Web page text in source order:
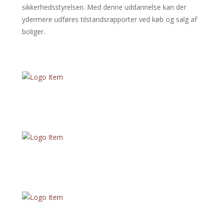
sikkerhedsstyrelsen. Med denne uddannelse kan der
ydermere udføres tilstandsrapporter ved køb og salg af
boliger.